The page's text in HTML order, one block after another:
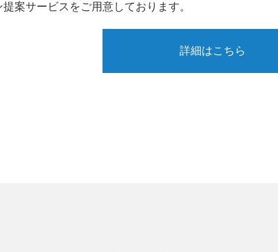
案サービスをご用意しております。
詳細はこちら